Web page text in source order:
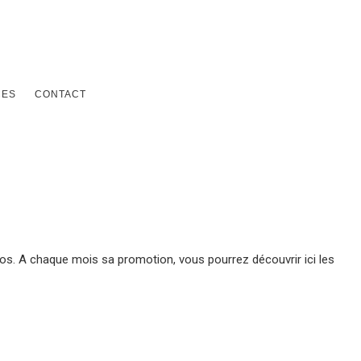
CONTACT
A chaque mois sa promotion, vous pourrez découvrir ici les